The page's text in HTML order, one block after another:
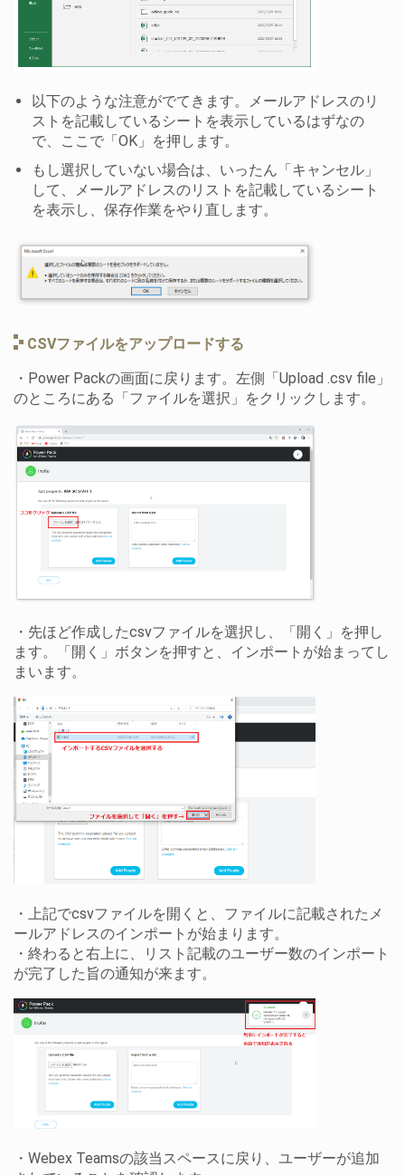
イン
以下のような注意がでてきます。メールアドレスのリ
ストを記載しているシートを表示しているはずなの
で、ここで「OK」を押します。
もし選択していない場合は、いったん「キャンセル」
して、メールアドレスのリストを記載しているシート
を表示し、保存作業をやり直します。
CSVファイルをアップロードする
・Power Packの画面に戻ります。左側「Upload .csv file」
のところにある「ファイルを選択」をクリックします。
・先ほど作成したcsvファイルを選択し、「開く」を押し
ます。「開く」ボタンを押すと、インポートが始まってし
まいます。
・上記でcsvファイルを開くと、ファイルに記載されたメ
ールアドレスのインポートが始まります。
・終わると右上に、リスト記載のユーザー数のインポート
が完了した旨の通知が来ます。
・Webex Teamsの該当スペースに戻り、ユーザーが追加